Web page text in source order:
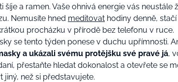
šíje a ramen. Vaše ohnivá energie vás neustále
Nemusíte hned meditovat hodiny denně,
procházku v přírodě bez telefonu v ruce.
se tento týden ponese v duchu upřímnosti.
a ukázali svému protějšku své pravé já,
přestaňte hledat dokonalost a otevřete se
jiný, než si představujete.